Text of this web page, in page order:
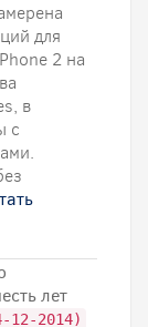
для
2 на
в
с
лет
12-2014)